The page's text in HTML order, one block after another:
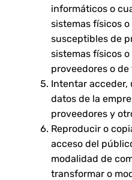
informáticos o
sistemas físicos
susceptibles de
sistemas físicos
proveedores o de
Intentar acceder,
datos de la
proveedores y
Reproducir o
acceso del
modalidad de
transformar o